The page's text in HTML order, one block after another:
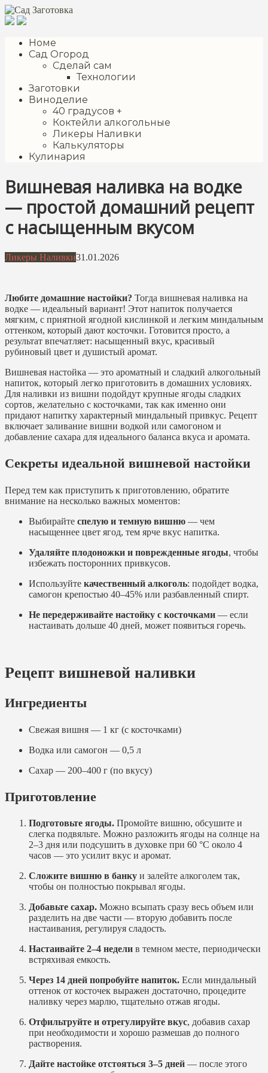
Перейти
к
Номе
Сад Огород
Сделай сам
Технологии
Заготовки
Виноделие
40 градусов +
Коктейли алкогольные
Ликеры Наливки
Калькуляторы
Кулинария
Вишневая наливка на водке
— простой домашний рецепт
с насыщенным вкусом
Ликеры Наливки31.01.2026
Любите домашние настойки? Тогда вишневая наливка на
водке — идеальный вариант! Этот напиток получается
мягким, с приятной ягодной кислинкой и легким миндальным
оттенком, который дают косточки. Готовится просто, а
результат впечатляет: насыщенный вкус, красивый
рубиновый цвет и душистый аромат.
Вишневая настойка — это ароматный и сладкий алкогольный
напиток, который легко приготовить в домашних условиях.
Для наливки из вишни подойдут крупные ягоды сладких
сортов, желательно с косточками, так как именно они
придают напитку характерный миндальный привкус. Рецепт
включает заливание вишни водкой или самогоном и
добавление сахара для идеального баланса вкуса и аромата.
Секреты идеальной вишневой настойки
Перед тем как приступить к приготовлению, обратите
внимание на несколько важных моментов:
Выбирайте спелую и темную вишню — чем
насыщеннее цвет ягод, тем ярче вкус напитка.
Удаляйте плодоножки и поврежденные ягоды, чтобы
избежать посторонних привкусов.
Используйте качественный алкоголь: подойдет водка,
самогон крепостью 40–45% или разбавленный спирт.
Не передерживайте настойку с косточками — если
настаивать дольше 40 дней, может появиться горечь.
Рецепт вишневой наливки
Ингредиенты
Свежая вишня — 1 кг (с косточками)
Водка или самогон — 0,5 л
Сахар — 200–400 г (по вкусу)
Приготовление
Подготовьте ягоды. Промойте вишню, обсушите и
слегка подвяльте. Можно разложить ягоды на солнце на
2–3 дня или подсушить в духовке при 60 °C около 4
часов — это усилит вкус и аромат.
Сложите вишню в банку и залейте алкоголем так,
чтобы он полностью покрывал ягоды.
Добавьте сахар. Можно всыпать сразу весь объем или
разделить на две части — вторую добавить после
настаивания, регулируя сладость.
Настаивайте 2–4 недели в темном месте, периодически
встряхивая емкость.
Через 14 дней попробуйте напиток. Если миндальный
оттенок от косточек выражен достаточно, процедите
наливку через марлю, тщательно отжав ягоды.
Отфильтруйте и отрегулируйте вкус, добавив сахар
при необходимости и хорошо размешав до полного
растворения.
Дайте настойке отстояться 3–5 дней — после этого